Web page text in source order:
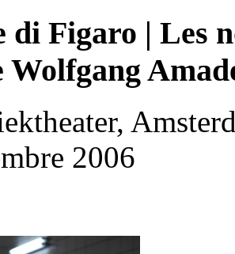
di Figaro | Les
Wolfgang
2006